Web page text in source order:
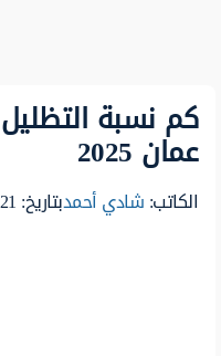
كم نسبة
عمان 2025
الكاتب:شادي أحمدبتاريخ: 21 مايو 2025 , 22:46